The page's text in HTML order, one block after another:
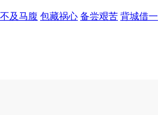
及马腹 包藏祸心 备尝艰苦 背城借一